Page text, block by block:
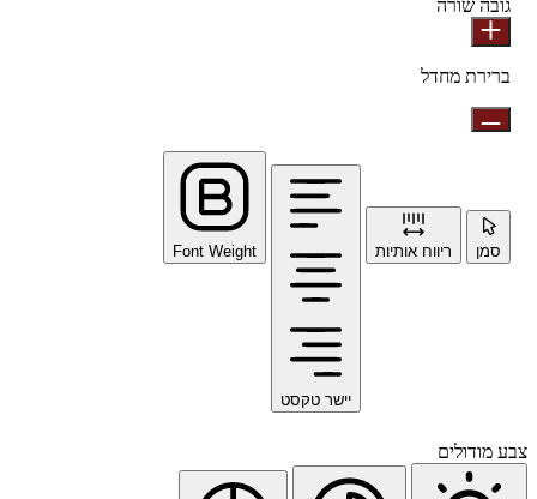
גובה שורה
ברירת מחדל
סמן ריווח אותיות
יישר טקסט
Font Weight
צבע מודולים